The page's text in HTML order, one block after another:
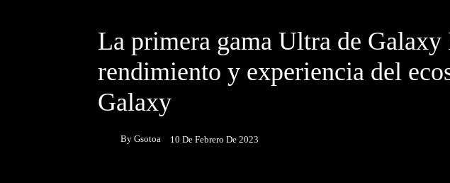
La primera gama Ultra de Galaxy
rendimiento y experiencia del
Galaxy
By Gsotoa 10 De Febrero De 2023